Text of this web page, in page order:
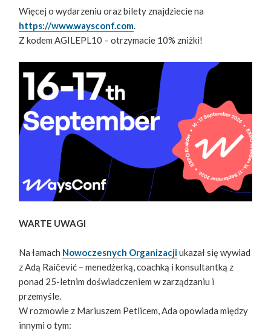
Więcej o wydarzeniu oraz bilety znajdziecie na
https://www.waysconf.com.
Z kodem AGILEPL10 – otrzymacie 10% zniżki!
WARTE UWAGI
Na łamach Nowoczesnych Organizacjiukazał się wywiad
z Adą Raičević – menedżerką, coachką i konsultantką z
ponad 25-letnim doświadczeniem w zarządzaniu i
przemyśle.
W rozmowie z Mariuszem Petlicem, Ada opowiada między
innymi o tym: